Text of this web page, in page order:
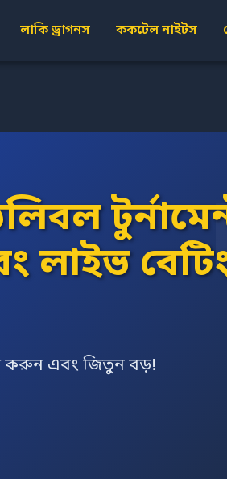
লাকি ড্রাগনস ককটেল নাইটস
লাইভ
করুন এবং জিতুন বড়!